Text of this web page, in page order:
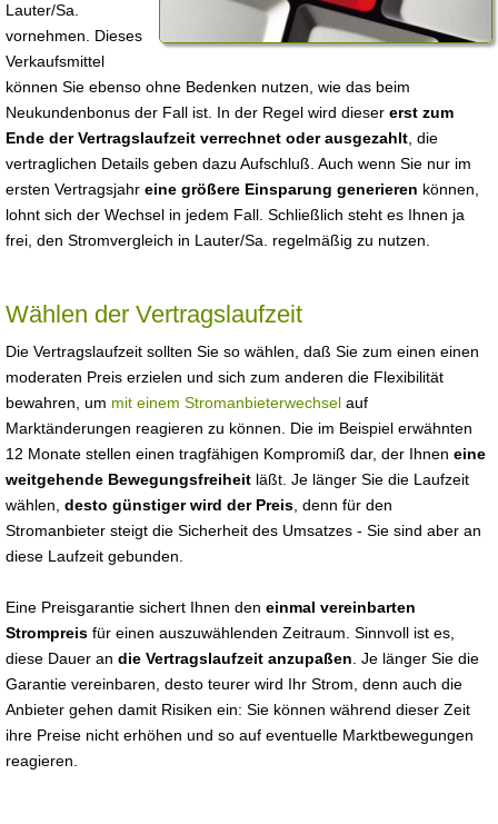
Lauter/Sa.
vornehmen. Dieses
Verkaufsmittel
können Sie ebenso ohne Bedenken nutzen, wie das beim
Neukundenbonus der Fall ist. In der Regel wird dieser erst zum
Ende der Vertragslaufzeit verrechnet oder ausgezahlt , die
vertraglichen Details geben dazu Aufschluß. Auch wenn Sie nur im
ersten Vertragsjahr eine größere Einsparung generieren können,
lohnt sich der Wechsel in jedem Fall. Schließlich steht es Ihnen ja
frei, den Stromvergleich in Lauter/Sa. regelmäßig zu nutzen.
Wählen der Vertragslaufzeit
Die Vertragslaufzeit sollten Sie so wählen, daß Sie zum einen einen
moderaten Preis erzielen und sich zum anderen die Flexibilität
bewahren, um mit einem Stromanbieterwechsel auf
Marktänderungen reagieren zu können. Die im Beispiel erwähnten
12 Monate stellen einen tragfähigen Kompromiß dar, der Ihnen eine
weitgehende Bewegungsfreiheit läßt. Je länger Sie die Laufzeit
wählen, desto günstiger wird der Preis , denn für den
Stromanbieter steigt die Sicherheit des Umsatzes - Sie sind aber an
diese Laufzeit gebunden.
Eine Preisgarantie sichert Ihnen den einmal vereinbarten
Strompreis für einen auszuwählenden Zeitraum. Sinnvoll ist es,
diese Dauer an die Vertragslaufzeit anzupaßen . Je länger Sie die
Garantie vereinbaren, desto teurer wird Ihr Strom, denn auch die
Anbieter gehen damit Risiken ein: Sie können während dieser Zeit
ihre Preise nicht erhöhen und so auf eventuelle Marktbewegungen
reagieren.